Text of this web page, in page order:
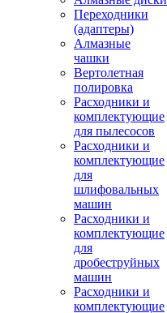
Переходники
(адаптеры)
Алмазные
чашки
Вертолетная
полировка
Расходники и
комплектующие
для пылесосов
Расходники и
комплектующие
для
шлифовальных
машин
Расходники и
комплектующие
для
дробеструйных
машин
Расходники и
комплектующие